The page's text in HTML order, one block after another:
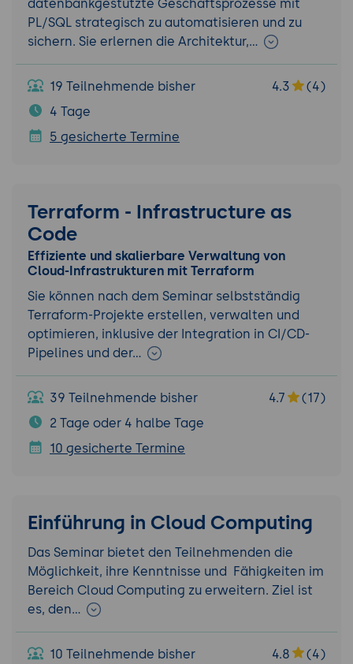
datenbankgestützte Geschäftsprozesse mit
PL/SQL strategisch zu automatisieren und zu
sichern. Sie erlernen die Architektur,…
19 Teilnehmende bisher 4.3
(4)
4 Tage
5 gesicherte Termine
Terraform - Infrastructure as
Code
Effiziente und skalierbare Verwaltung von
Cloud-Infrastrukturen mit Terraform
Sie können nach dem Seminar selbstständig
Terraform-Projekte erstellen, verwalten und
optimieren, inklusive der Integration in CI/CD-
Pipelines und der…
39 Teilnehmende bisher 4.7
(17)
2 Tage oder 4 halbe Tage
10 gesicherte Termine
Einführung in Cloud Computing
Das Seminar bietet den Teilnehmenden die
Möglichkeit, ihre Kenntnisse und Fähigkeiten im
Bereich Cloud Computing zu erweitern. Ziel ist
es, den…
10 Teilnehmende bisher 4.8 (4)